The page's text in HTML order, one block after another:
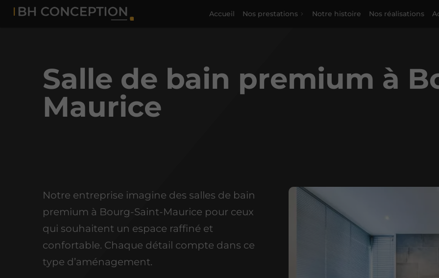
Accueil Nos prestations Notre histoire Nos réalisations
Salle de bain premium à
Maurice
Notre entreprise imagine des salles de bain
premium à Bourg-Saint-Maurice pour ceux
qui souhaitent un espace raffiné et
confortable. Chaque détail compte dans ce
type d’aménagement.